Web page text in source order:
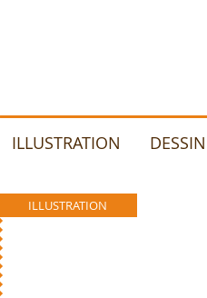
ILLUSTRATION
ILLUSTRATION